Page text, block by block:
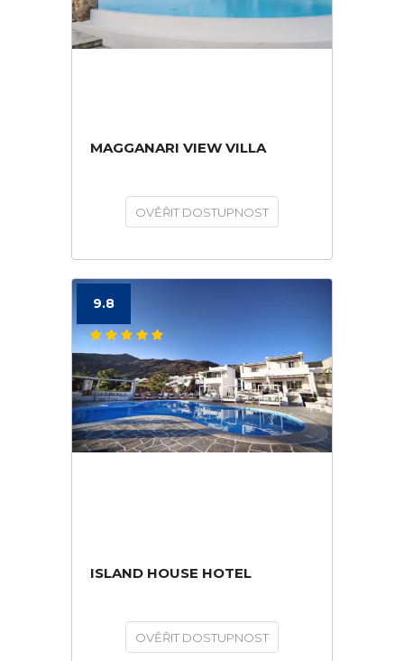
MAGGANARI VIEW VILLA
OVĚŘIT DOSTUPNOST
9.8
ISLAND HOUSE HOTEL
OVĚŘIT DOSTUPNOST